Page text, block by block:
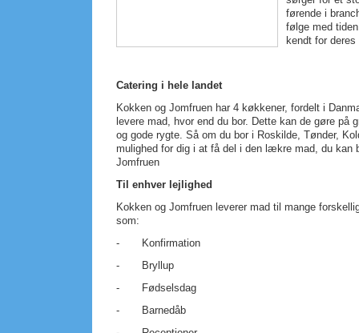
førende i
følge med
kendt for
Catering i hele landet
Kokken og Jomfruen har 4 køkkener, fordelt i
levere mad, hvor end du bor. Dette kan de gøre på
og gode rygte. Så om du bor i Roskilde, Tønder,
mulighed for dig i at få del i den lækre mad, du kan
Jomfruen
Til enhver lejlighed
Kokken og Jomfruen leverer mad til mange
som:
- Konfirmation
- Bryllup
- Fødselsdag
- Barnedåb